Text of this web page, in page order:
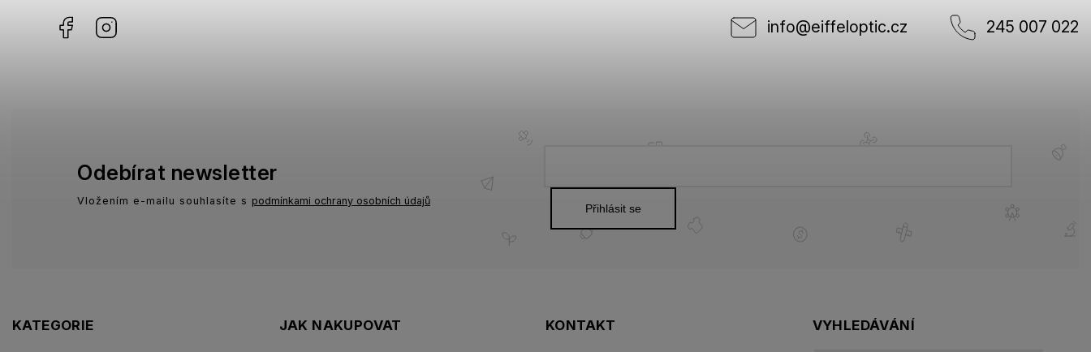
Facebook info@eiffeloptic.cz 245 007 022
KATEGORIE JAK NAKUPOVAT KONTAKT
Odebírat newsletter
Vložením e-mailu souhlasíte s podmínkami ochrany osobních údajů
Přihlásit se
VYHLEDÁVÁNÍ